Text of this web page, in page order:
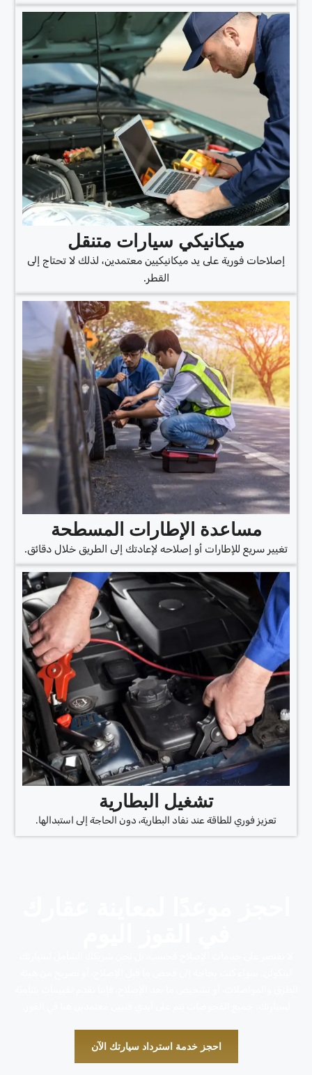
ميكانيكي سيارات متنقل
إصلاحات فورية على يد ميكانيكيين معتمدين، لذلك لا تحتاج إلى
القطر.
مساعدة الإطارات المسطحة
تغيير سريع للإطارات أو إصلاحه لإعادتك إلى الطريق خلال دقائق.
تشغيل البطارية
تعزيز فوري للطاقة عند نفاد البطارية، دون الحاجة إلى استبدالها.
احجز خدمة استرداد سيارتك الآن